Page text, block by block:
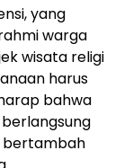
yang
warga
wisata religi
harus
bahwa
bertambah